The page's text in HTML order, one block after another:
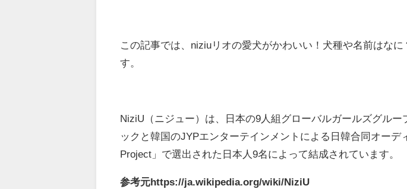
この記事では、niziuリオの愛犬がかわいい！犬種や名前はなに
す。
NiziU（ニジュー）は、日本の9人組グローバルガールズグルー
ックと韓国のJYPエンターテインメントによる日韓合同オーデ
Project」で選出された日本人9名によって結成されています。
参考元https://ja.wikipedia.org/wiki/NiziU